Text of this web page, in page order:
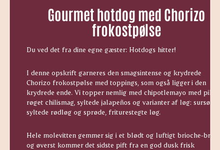
Gourmet hotdog med Chorizo
frokostpølse
Du ved det fra dine egne gæster: Hotdogs hitter!
I denne opskrift garneres den smagsintense og krydrede
Chorizo frokostpølse med toppings, som også ligger i den
krydrede ende. Vi topper nemlig med chipotlemayo med
røget chilismag, syltede jalapeños og varianter af løg: sursøde
syltede rødløg og sprøde, friturestegte løg.
Hele molevitten gemmer sig i et blødt og luftigt brioche-brød
og øverst kommer det sidste pift fra en god dusk frisk